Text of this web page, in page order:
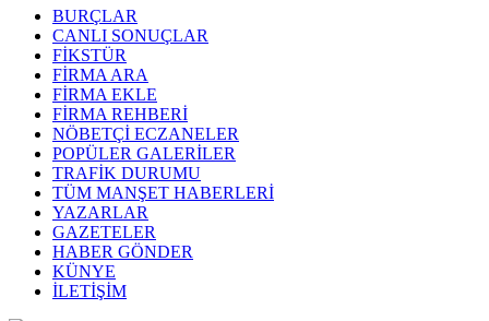
BURÇLAR
CANLI SONUÇLAR
FİKSTÜR
FİRMA ARA
FİRMA EKLE
FİRMA REHBERİ
NÖBETÇİ ECZANELER
POPÜLER GALERİLER
TRAFİK DURUMU
TÜM MANŞET HABERLERİ
YAZARLAR
GAZETELER
HABER GÖNDER
KÜNYE
İLETİŞİM